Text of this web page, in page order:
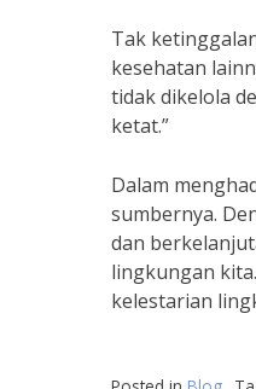
Tak
kesehatan
tidak dikelola
ketat.”
Dalam
sumbernya.
dan
lingkungan
kelestarian